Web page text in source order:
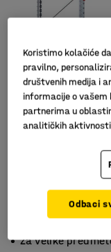
Za velike
Koristimo kolačiće
pravilno,
društvenih medija i
informacije o vašem
partnerima u
analitičkih
Odbaci